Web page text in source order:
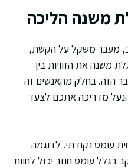
משנה הליכה
מעבר משקל על הקשת,
משנה את הזוויות בין
הזה. בחלק מהאנשים זה
מדריכה אתכם לצעד
עומס נקודתי. לדוגמה
עומס חוזר יכול לחוות